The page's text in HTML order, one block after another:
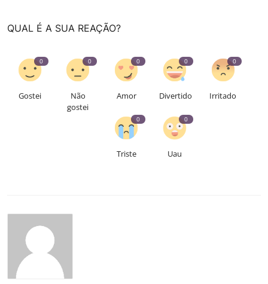
QUAL É A SUA REAÇÃO?
0
Gostei
0
Não
gostei
0
Amor
0
Divertido
0
Irritado
0
Triste
0
Uau